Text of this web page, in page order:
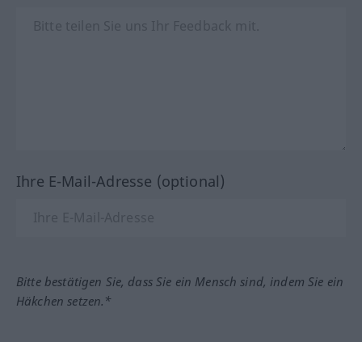
Ihre E-Mail-Adresse (optional)
Bitte bestätigen Sie, dass Sie ein Mensch sind, indem Sie ein
Häkchen setzen.*